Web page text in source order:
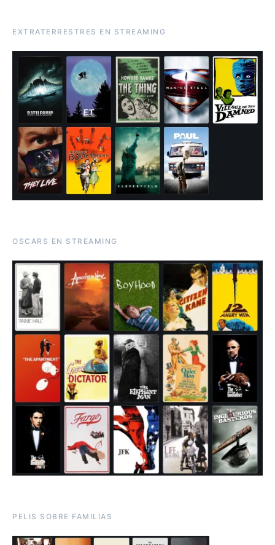
EXTRATERRESTRES EN STREAMING
OSCARS EN STREAMING
PELIS SOBRE FAMILIAS